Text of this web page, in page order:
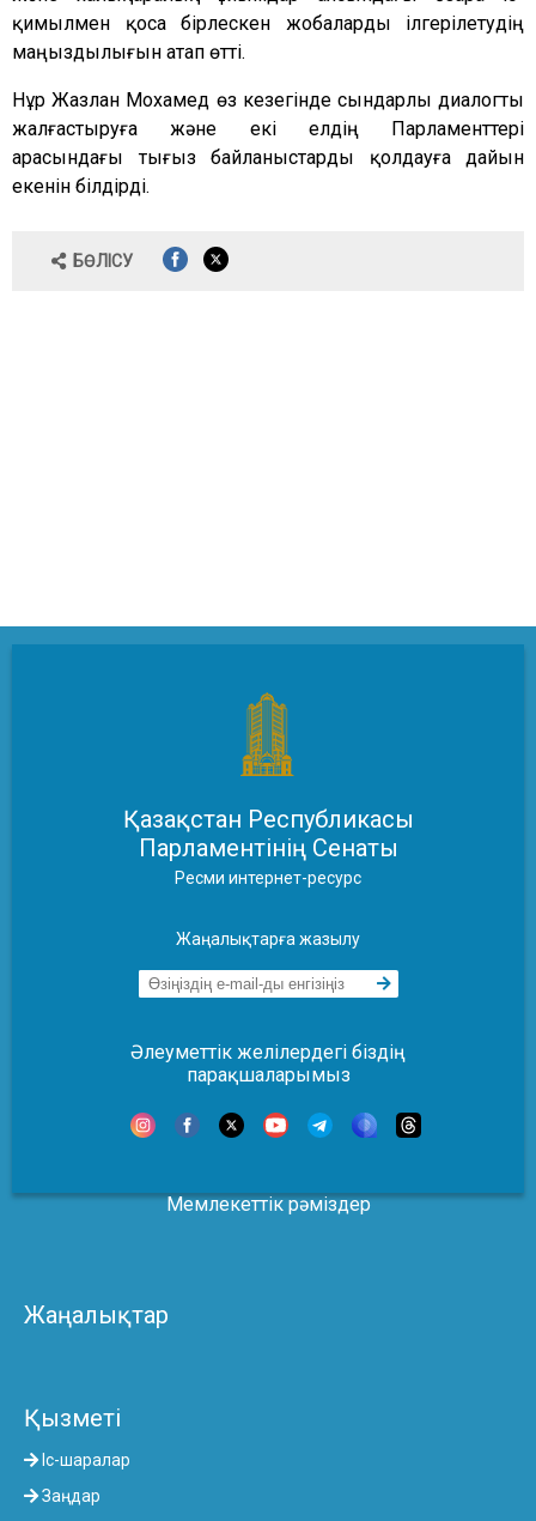
қимылмен қоса бірлескен жобаларды ілгерілетудің
маңыздылығын атап өтті.
Нұр Жазлан Мохамед өз кезегінде сындарлы диалогты
жалғастыруға және екі елдің Парламенттері
арасындағы тығыз байланыстарды қолдауға дайын
екенін білдірді.
БӨЛІСУ
Қазақстан Республикасы
Парламентінің Сенаты
Ресми интернет-ресурс
Жаңалықтарға жазылу
Әлеуметтік желілердегі біздің
парақшаларымыз
Мемлекеттік рәміздер
Жаңалықтар
Қызметі
Іс-шаралар
Заңдар